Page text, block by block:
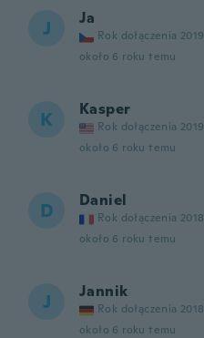
J Ja
Rok dołączenia 2019
około 6 roku temu
K Kasper
Rok dołączenia 2019
około 6 roku temu
D Daniel
Rok dołączenia 2018
około 6 roku temu
J Jannik
Rok dołączenia 2018
około 6 roku temu